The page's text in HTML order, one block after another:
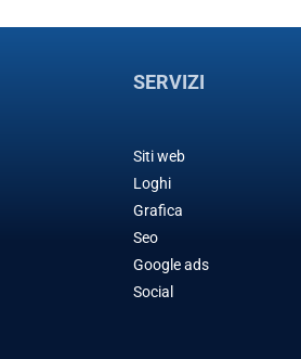
SERVIZI
Siti web
Loghi
Grafica
Seo
Google ads
Social